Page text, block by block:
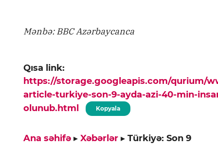
Mənbə: BBC Azərbaycanca
Qısa link:
https://storage.googleapis.com/qurium/
article-turkiye-son-9-ayda-azi-40-min-
olunub.html
Kopyala
Ana səhifə ▸ Xəbərlər ▸ Türkiyə: Son 9